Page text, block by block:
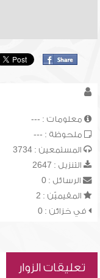
معلومات : ---
ملحوظة : ---
المستمعين : 3734
التنزيل : 2647
الرسائل : 0
المقيميّن : 2
في خزائن : 0
تعليقات الزوار